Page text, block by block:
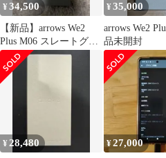
¥34,500
【新品】arrows We2
Plus M06 スレートグレ
イ メモリ12GB
¥35,000
arrows We2
品未開封
¥28,480 ¥27,000